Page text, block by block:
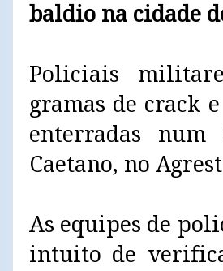
baldio na cidade
Policiais
gramas de crack
enterradas
Caetano, no
As equipes de
intuito de